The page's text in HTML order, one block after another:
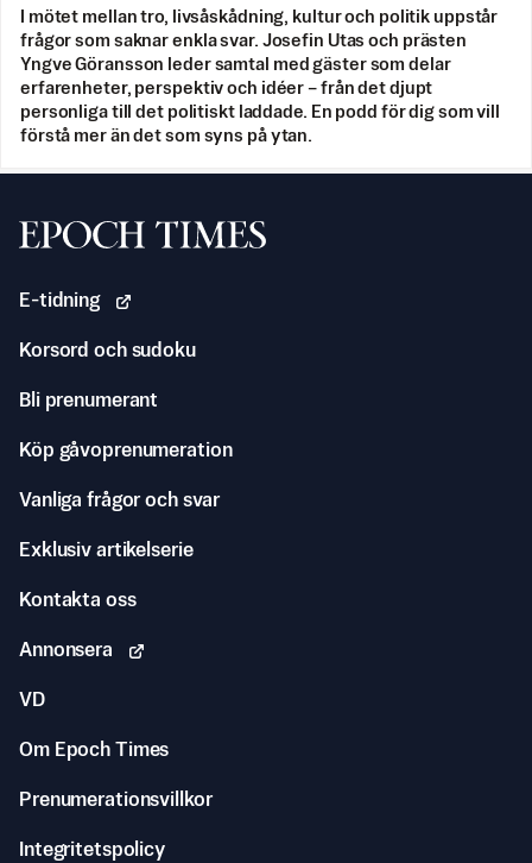
I mötet mellan tro, livsåskådning, kultur och politik uppstår
frågor som saknar enkla svar. Josefin Utas och prästen
Yngve Göransson leder samtal med gäster som delar
erfarenheter, perspektiv och idéer – från det djupt
personliga till det politiskt laddade. En podd för dig som vill
förstå mer än det som syns på ytan.
Svenska Epoch Times
E-tidning
Korsord och sudoku
Bli prenumerant
Köp gåvoprenumeration
Vanliga frågor och svar
Exklusiv artikelserie
Kontakta oss
Annonsera
VD
Om Epoch Times
Prenumerationsvillkor
Integritetspolicy